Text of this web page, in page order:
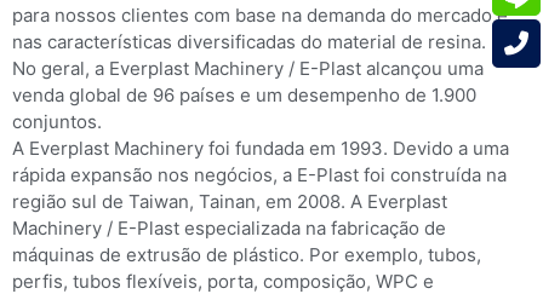
para nossos clientes com base na demanda do mercado e
nas características diversificadas do material de resina.
No geral, a Everplast Machinery / E-Plast alcançou uma
venda global de 96 países e um desempenho de 1.900
conjuntos.
A Everplast Machinery foi fundada em 1993. Devido a uma
rápida expansão nos negócios, a E-Plast foi construída na
região sul de Taiwan, Tainan, em 2008. A Everplast
Machinery / E-Plast especializada na fabricação de
máquinas de extrusão de plástico. Por exemplo, tubos,
perfis, tubos flexíveis, porta, composição, WPC e